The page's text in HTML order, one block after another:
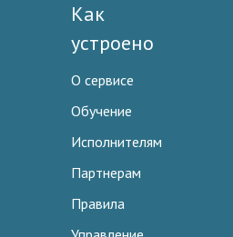
Как
устроено
О сервисе
Обучение
Исполнителям
Партнерам
Правила